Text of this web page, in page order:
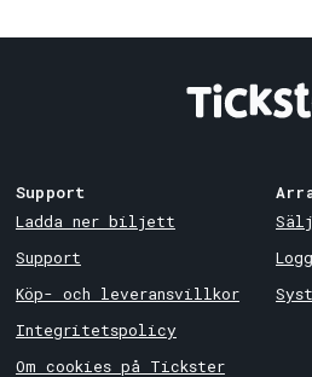
Support
Ladda ner biljett
Support
Köp- och leveransvillkor
Integritetspolicy
Om cookies på Tickster